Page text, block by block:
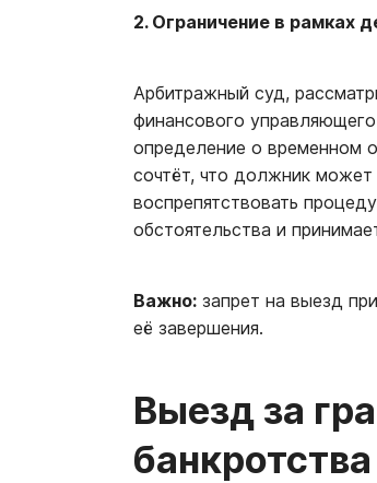
2. Ограничение в рамках
Арбитражный суд,
финансового
определение о временном
сочтёт, что должник
воспрепятствовать
обстоятельства и
Важно: запрет на выезд
её завершения.
Выезд за
банкротства